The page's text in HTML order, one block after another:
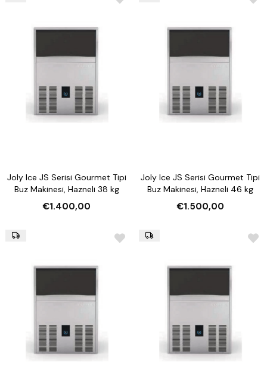
Joly Ice JS Serisi Gourmet Tipi
Buz Makinesi, Hazneli 38 kg
€1.400,00
Joly Ice JS Serisi Gourmet Tipi
Buz Makinesi, Hazneli 46 kg
€1.500,00